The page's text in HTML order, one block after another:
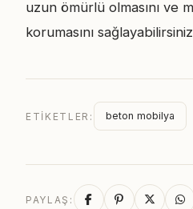
uzun ömürlü olmasını ve
korumasını
ETIKETLER: beton mobilya
PAYLAŞ: